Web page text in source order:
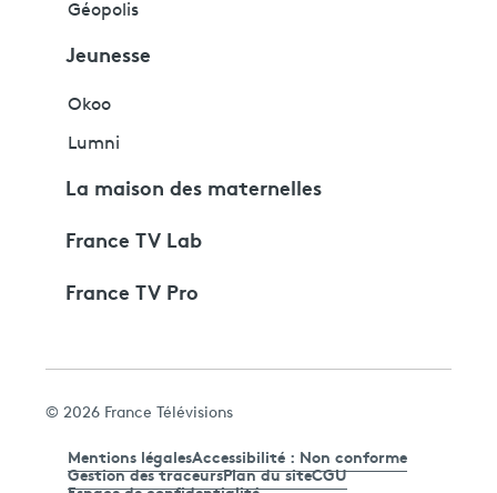
Géopolis
Jeunesse
Okoo
Lumni
La maison des maternelles
France TV Lab
France TV Pro
© 2026 France Télévisions
Mentions légalesAccessibilité : Non conforme
Gestion des traceursPlan du siteCGU